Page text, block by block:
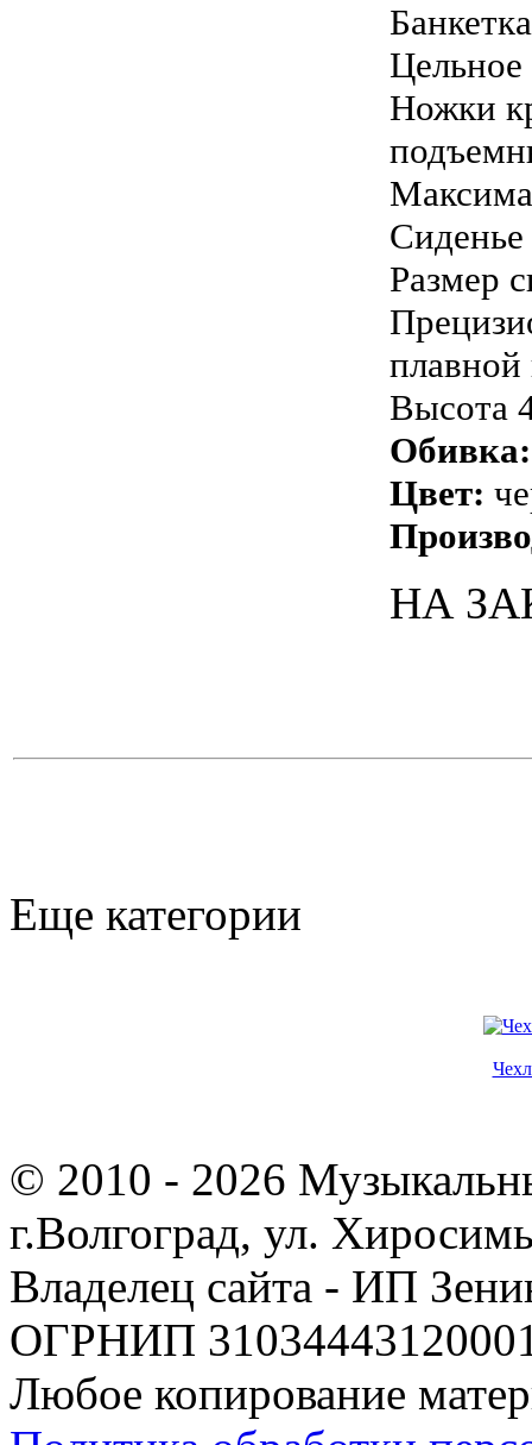
Цельное
Ножки
Размер
плавной
Высота
Обивка:
Цвет:
НА
Еще категории
© 2010 - 2026
г.Волгоград, ул.
Владелец сайта - ИП
ОГРНИП
Любое копирование